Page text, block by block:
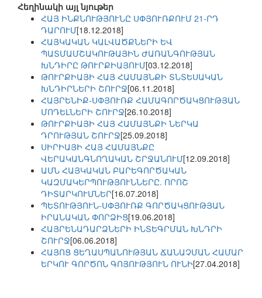
Հեղինակի այլ նյութեր
ՀԱՅ ԻՆՔՆՈՒԹՅՈՒՆԸ ՍՓՅՈՒՌՔՈՒՄ 21-ՐԴ
ԴԱՐՈՒՄ[18.12.2018]
ՀԱՅԿԱԿԱՆ ԿԱԼՎԱԾՔՆԵՐԻ ԵՎ
ՊԱՏՄԱՄՇԱԿՈՒԹԱՅԻՆ ԺԱՌԱՆԳՈՒԹՅԱՆ
ԽՆԴԻՐԸ ԹՈՒՐՔԻԱՅՈՒՄ[03.12.2018]
ԹՈՒՐՔԻԱՅԻ ՀԱՅ ՀԱՄԱՅՆՔԻ ՏՆՏԵՍԱԿԱՆ
ԽՆԴԻՐՆԵՐԻ ՇՈՒՐՋ[06.11.2018]
ՀԱՅՐԵՆԻՔ-ՍՓՅՈՒՌՔ ՀԱՄԱԳՈՐԾԱԿՑՈՒԹՅԱՆ
ՄՈԴԵԼՆԵՐԻ ՇՈՒՐՋ[26.10.2018]
ԹՈՒՐՔԻԱՅԻ ՀԱՅ ՀԱՄԱՅՆՔԻ ՆԵՐԿԱ
ԴՐՈՒԹՅԱՆ ՇՈՒՐՋ[25.09.2018]
ՍԻՐԻԱՅԻ ՀԱՅ ՀԱՄԱՅՆՔԸ
ՎԵՐԱԿԱՆԳՆՈՂԱԿԱՆ ՇՐՋԱՆՈՒՄ[12.09.2018]
ԱՄՆ ՀԱՅԿԱԿԱՆ ԲԱՐԵԳՈՐԾԱԿԱՆ
ԿԱԶՄԱԿԵՐՊՈՒԹՅՈՒՆՆԵՐԸ. ՈՐՈՇ
ԴԻՏԱՐԿՈՒՄՆԵՐ[16.07.2018]
ՊԵՏՈՒԹՅՈՒՆ-ՍՓՅՈՒՌՔ ԳՈՐԾԱԿՑՈՒԹՅԱՆ
ԻՐԱՆԱԿԱՆ ՓՈՐՁԻՑ[19.06.2018]
ՀԱՅՐԵՆԱԴԱՐՁՆԵՐԻ ԻՆՏԵԳՐՄԱՆ ԽՆԴՐԻ
ՇՈՒՐՋ[06.06.2018]
ՀԱՅՈՑ ՑԵՂԱՍՊԱՆՈՒԹՅԱՆ ՃԱՆԱՉՄԱՆ ՀԱՄԱՐ
ԵՐԿՈՒ ԳՈՐԾՈՆ ԳՈՅՈՒԹՅՈՒՆ ՈՒՆԻ[27.04.2018]